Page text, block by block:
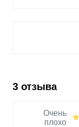
3 отзыва
Очень
плохо